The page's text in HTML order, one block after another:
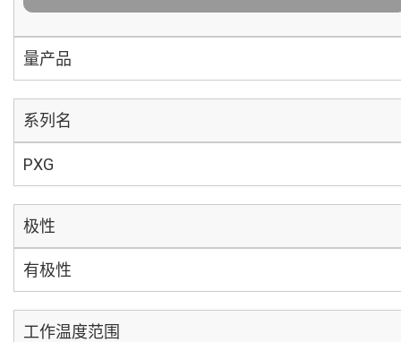
量产品
系列名
PXG
极性
有极性
工作温度范围